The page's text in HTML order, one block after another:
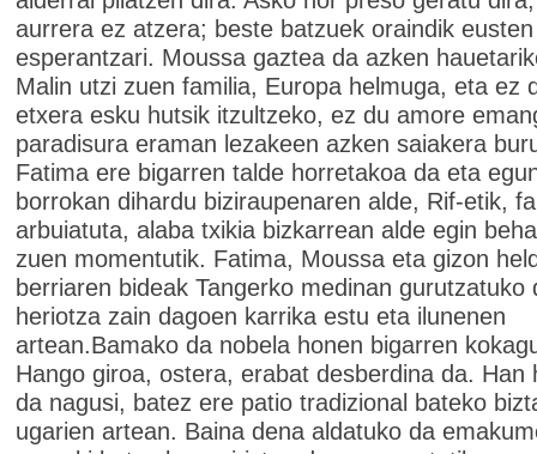
aurrera ez atzera; beste batzuek oraindik
esperantzari. Moussa gaztea da azken
Malin utzi zuen familia, Europa helmuga, eta ez
etxera esku hutsik itzultzeko, ez du amore
paradisura eraman lezakeen azken saiakera
Fatima ere bigarren talde horretakoa da eta
borrokan dihardu biziraupenaren alde, Rif-etik,
arbuiatuta, alaba txikia bizkarrean alde egin
zuen momentutik. Fatima, Moussa eta gizon
berriaren bideak Tangerko medinan gurutzatuko
heriotza zain dagoen karrika estu eta ilunenen
artean.Bamako da nobela honen bigarren
Hango giroa, ostera, erabat desberdina da. Han
da nagusi, batez ere patio tradizional bateko
ugarien artean. Baina dena aldatuko da